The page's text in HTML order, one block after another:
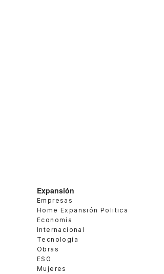
Expansión
Empresas
Home Expansión Politica
Economía
Internacional
Tecnología
Obras
ESG
Mujeres